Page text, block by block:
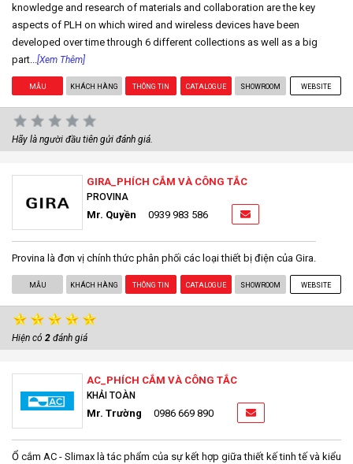
knowledge and research of materials and collaboration are the key
aspects of PLH on which wired and wireless devices have been
developed over time through 6 different collections as well as a big
part... [Xem Thêm]
MẪU KHÁCH HÀNG THÔNG TIN CATALOGUE SHOWROOM WEBSITE
Hãy là người đầu tiên gửi đánh giá.
GIRA_PHÍCH CẮM VÀ CÔNG TẮC
PROVINA
Mr. Quyền 0939 983 586
Provina là đơn vị chính thức phân phối các loại thiết bị điện của Gira.
MẪU KHÁCH HÀNG THÔNG TIN CATALOGUE SHOWROOM WEBSITE
Hiện có 2 đánh giá
AC_PHÍCH CẮM VÀ CÔNG TẮC
KHẢI TOÀN
Mr. Trường 0986 669 890
Ổ cắm AC - Slimax là tác phẩm của sự kết hợp giữa thiết kế tinh tế và kiểu